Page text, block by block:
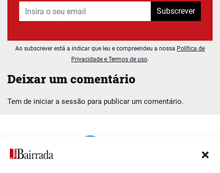
Deixar um comentário
Tem de iniciar a sessão para publicar um comentário.
Subscrever
Ao subscrever está a indicar que leu e compreendeu a nossa Política de
Privacidade e Termos de uso.